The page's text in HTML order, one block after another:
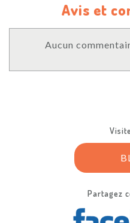
Avis et
Aucun
Partagez